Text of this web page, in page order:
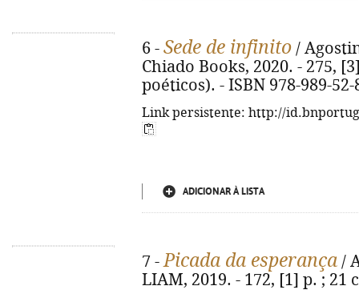
6 - Sede de infinito /
Chiado Books, 2020. - 275,
poéticos). - ISBN 978-989-52-
Link persistente: http://
ADICIONAR À LISTA
7 -Picada da esperança /
LIAM, 2019. - 172, [1] p. ; 21